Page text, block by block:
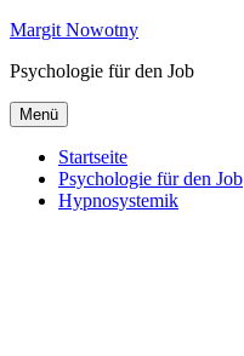
Inhalte
Margit Nowotny
Psychologie für den Job
Menü
Startseite
Psychologie für den Job
Hypnosystemik